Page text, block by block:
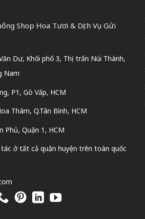
Shop Hoa Tươi & Dịch Vụ Gửi
Dư, Khối phố 3, Thị trấn Núi Thành,
Nam
P1, Gò Vấp, HCM
Thám, Q.Tân Bình, HCM
Phủ, Quận 1, HCM
ở tất cả quận huyện trên toàn quốc